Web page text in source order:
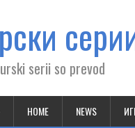
serii so prevod
HOME NEWS